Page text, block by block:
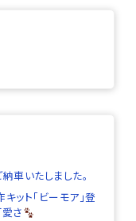
車いたしました。
ット「ビーモア」登
さ